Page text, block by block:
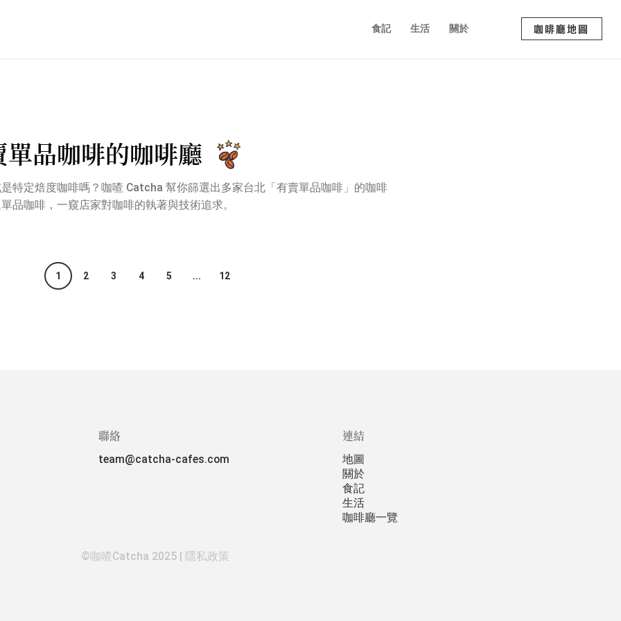
食記 生活 關於 咖啡廳地圖
品咖啡的咖啡廳
特定焙度咖啡嗎？咖喳 Catcha 幫你篩選出多家台北「有賣單品咖啡」的咖啡
品咖啡，一窺店家對咖啡的執著與技術追求。
1 2 3 4 5 ... 12
聯絡
team@catcha-cafes.com
連結
地圖
關於
食記
生活
咖啡廳一覽
©咖喳Catcha 2025 | 隱私政策